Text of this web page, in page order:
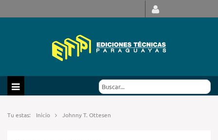
Tu estas: Inicio Johnny T. Ottesen